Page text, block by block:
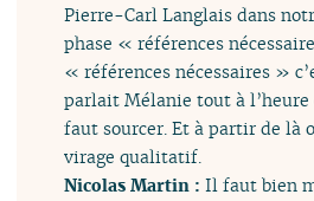
Pierre-Carl Langlais dans
phase « références
« références nécessaires »
parlait Mélanie tout à
faut sourcer. Et à partir de là
virage qualitatif.
Nicolas Martin :Il faut bien